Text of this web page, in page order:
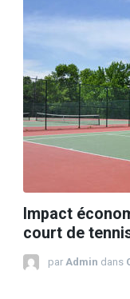
Impact
court de
par Admin dans